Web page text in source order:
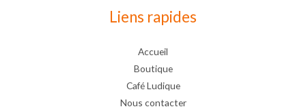
Liens rapides
Accueil
Boutique
Café Ludique
Nous contacter